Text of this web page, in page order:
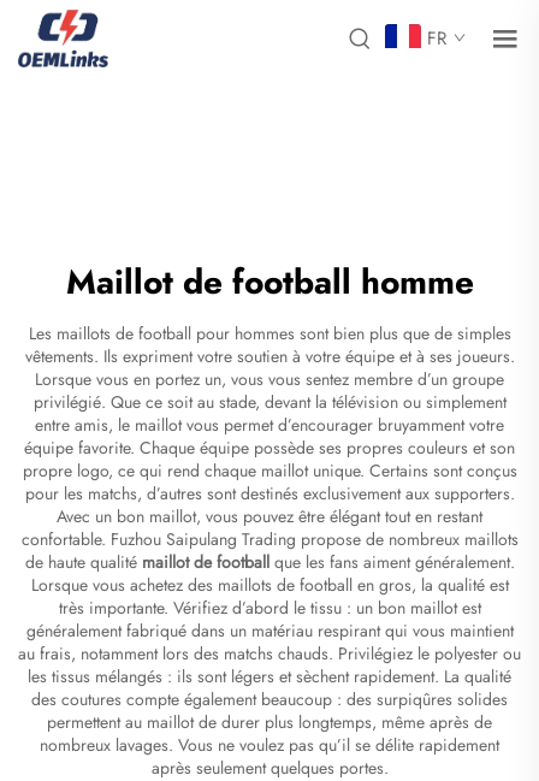
FR
Maillot de football homme
Les maillots de football pour hommes sont bien plus que de simples
vêtements. Ils expriment votre soutien à votre équipe et à ses joueurs.
Lorsque vous en portez un, vous vous sentez membre d’un groupe
privilégié. Que ce soit au stade, devant la télévision ou simplement
entre amis, le maillot vous permet d’encourager bruyamment votre
équipe favorite. Chaque équipe possède ses propres couleurs et son
propre logo, ce qui rend chaque maillot unique. Certains sont conçus
pour les matchs, d’autres sont destinés exclusivement aux supporters.
Avec un bon maillot, vous pouvez être élégant tout en restant
confortable. Fuzhou Saipulang Trading propose de nombreux maillots
de haute qualité maillot de football que les fans aiment généralement.
Lorsque vous achetez des maillots de football en gros, la qualité est
très importante. Vérifiez d’abord le tissu : un bon maillot est
généralement fabriqué dans un matériau respirant qui vous maintient
au frais, notamment lors des matchs chauds. Privilégiez le polyester ou
les tissus mélangés : ils sont légers et sèchent rapidement. La qualité
des coutures compte également beaucoup : des surpiqûres solides
permettent au maillot de durer plus longtemps, même après de
nombreux lavages. Vous ne voulez pas qu’il se délite rapidement
après seulement quelques portes.